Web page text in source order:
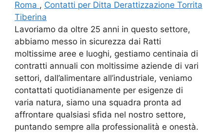
Roma , Contatti per Ditta Derattizzazione Torrita
Tiberina
Lavoriamo da oltre 25 anni in questo settore,
abbiamo messo in sicurezza dai Ratti
moltissime aree e luoghi, gestiamo centinaia di
contratti annuali con moltissime aziende di vari
settori, dall’alimentare all’industriale, veniamo
contattati quotidianamente per esigenze di
varia natura, siamo una squadra pronta ad
affrontare qualsiasi sfida nel nostro settore,
puntando sempre alla professionalità e onestà.